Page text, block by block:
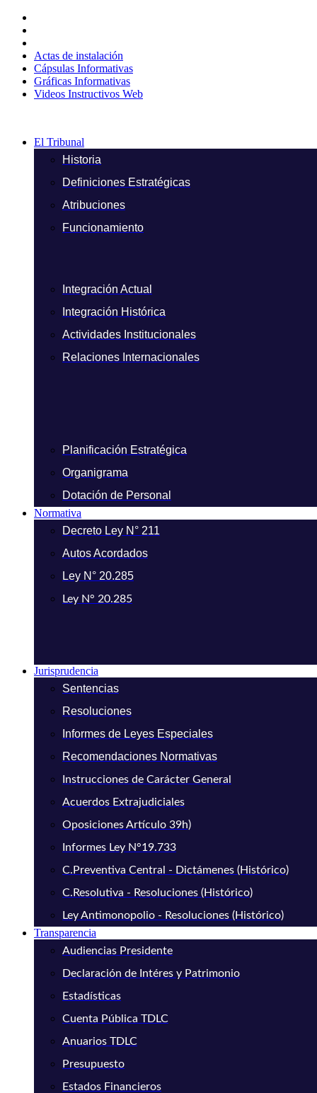
contenido
Actas de instalación
Cápsulas Informativas
Gráficas Informativas
Videos Instructivos Web
El Tribunal
Historia
Definiciones Estratégicas
Atribuciones
Funcionamiento
Integración Actual
Integración Histórica
Actividades Institucionales
Relaciones Internacionales
Planificación Estratégica
Organigrama
Dotación de Personal
Normativa
Decreto Ley N° 211
Autos Acordados
Ley N° 20.285
Ley N° 20.285
Jurisprudencia
Sentencias
Resoluciones
Informes de Leyes Especiales
Recomendaciones Normativas
Instrucciones de Carácter General
Acuerdos Extrajudiciales
Oposiciones Artículo 39h)
Informes Ley N°19.733
C.Preventiva Central - Dictámenes (Histórico)
C.Resolutiva - Resoluciones (Histórico)
Ley Antimonopolio - Resoluciones (Histórico)
Transparencia
Audiencias Presidente
Declaración de Intéres y Patrimonio
Estadísticas
Cuenta Pública TDLC
Anuarios TDLC
Presupuesto
Estados Financieros